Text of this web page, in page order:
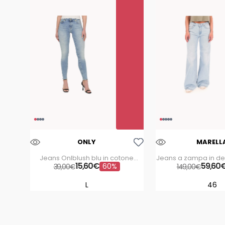
ONLY
Jeans Onlblush blu in cotone
lungo 32 cm
39,00€15,60€ 60%
L
Jeans a zampa in
WLeg
149,00€59,60
46